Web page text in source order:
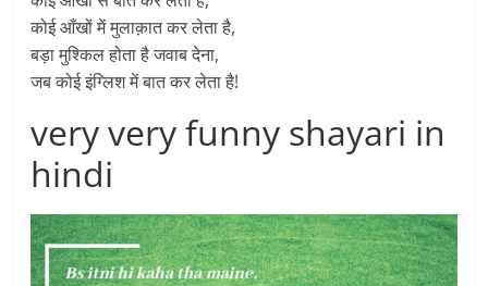
कोई आँखों में मुलाक़ात कर लेता है,
बड़ा मुश्किल होता है जवाब देना,
जब कोई इंग्लिश में बात कर लेता है!
very very funny shayari in
hindi